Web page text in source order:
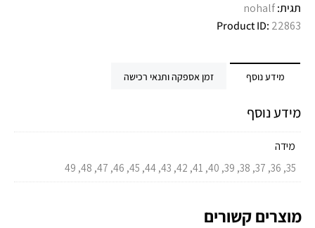
תגית:nohalf
Product ID: 22863
מידע נוסף זמן אספקה ותנאי רכישה
מידע נוסף
מידה
35, 36, 37, 38, 39, 40, 41, 42, 43, 44, 45, 46, 47, 48, 49
מוצרים קשורים